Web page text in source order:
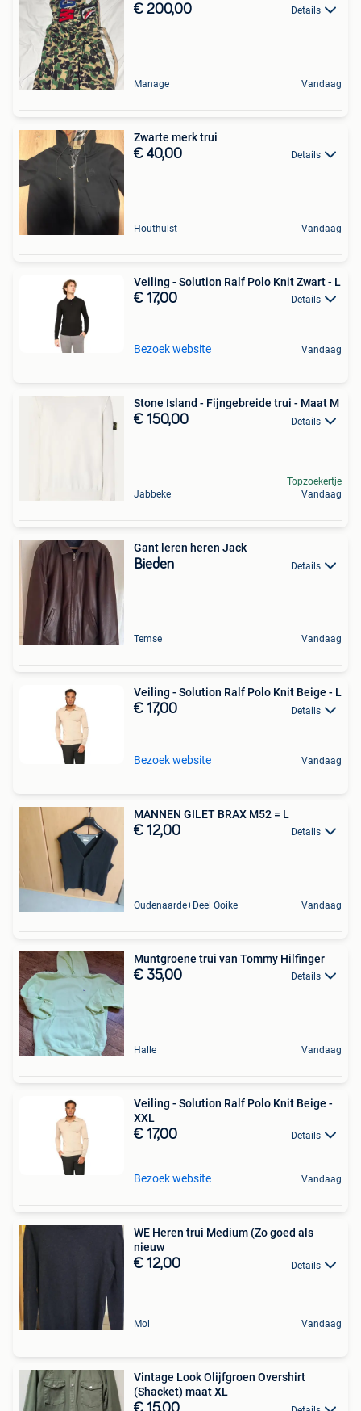
€ 200,00 Details
Manage Vandaag
Zwarte merk trui
€ 40,00 Details
Houthulst Vandaag
Veiling - Solution Ralf Polo Knit Zwart - L
€ 17,00 Details
Bezoek website Vandaag
Stone Island - Fijngebreide trui - Maat M
€ 150,00 Details
Jabbeke
Topzoekertje
Vandaag
Gant leren heren Jack
Bieden Details
Temse Vandaag
Veiling - Solution Ralf Polo Knit Beige - L
€ 17,00 Details
Bezoek website Vandaag
MANNEN GILET BRAX M52 = L
€ 12,00 Details
Oudenaarde+Deel Ooike Vandaag
Muntgroene trui van Tommy Hilfinger
€ 35,00 Details
Halle Vandaag
Veiling - Solution Ralf Polo Knit Beige -
XXL
€ 17,00 Details
Bezoek website Vandaag
WE Heren trui Medium (Zo goed als
nieuw
€ 12,00 Details
Mol Vandaag
Vintage Look Olijfgroen Overshirt
(Shacket) maat XL